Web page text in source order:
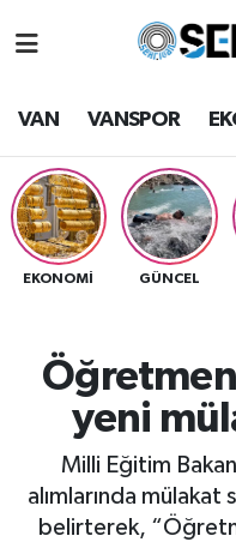
VAN VANSPOR
EKONOMİ GÜNCEL
yeni
Milli Eğitim
alımlarında
belirterek,
Van Hava Durumu
VAN Namaz
Van Trafik
Süper Lig Puan
Tüm Manşetler
Son Dakika
Haber Arşivi